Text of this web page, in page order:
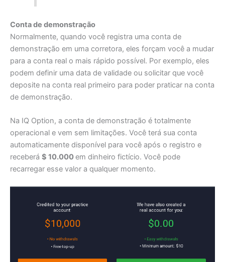
Conta de demonstração
Normalmente, quando você registra uma conta de
demonstração em uma corretora, eles forçam você a mudar
para a conta real o mais rápido possível. Por exemplo, eles
podem definir uma data de validade ou solicitar que você
deposite na conta real primeiro para poder praticar na conta
de demonstração.
Na IQ Option, a conta de demonstração é totalmente
operacional e vem sem limitações. Você terá sua conta
automaticamente disponível para você após o registro e
receberá $ 10.000em dinheiro fictício. Você pode
recarregar esse valor a qualquer momento.